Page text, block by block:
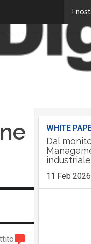
I
WHITE
Dal
industriale
11 Feb 2026